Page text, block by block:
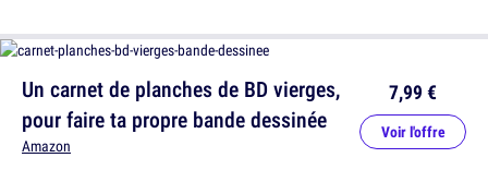
Un carnet de planches de BD vierges,
pour faire ta propre bande dessinée
Amazon
7,99 €
Voir l'offre